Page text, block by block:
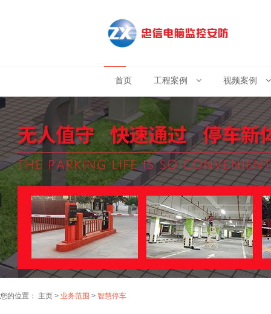
首页 工程案例 视频案例
您的位置： 主页 > 业务范围 > 智慧停车